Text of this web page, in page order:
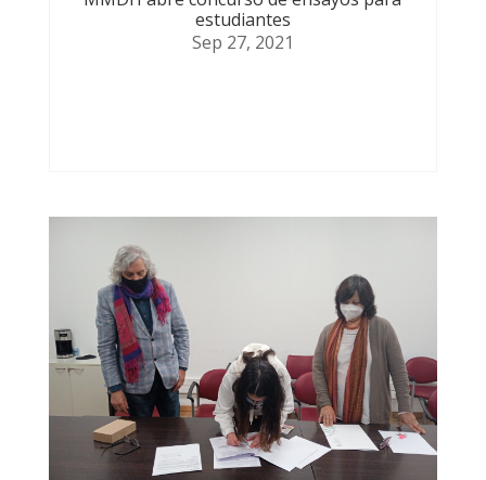
MMDH abre concurso de ensayos para
estudiantes
Sep 27, 2021